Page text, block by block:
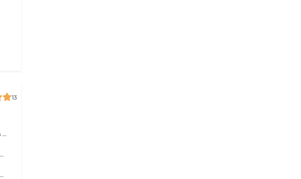
13
Diagnostique, Shampooing Traitant, Soin Spécifique et Produits Coiffants inclus
Veuillez prendre note que les prix indiqués sur Salonkee sont communiqués à titre informatif et s'entendent de base. Ces derniers sont susceptibles de varier selon le diagnostic réalisé à votre arrivée au salon et l'expertise du professionnel à qui vous confiez votre beauté. Dans tous les cas, un devis précis vous sera proposé et toutes réalisations de prestations seront effectuées avec votre accord. Un grand merci d'avance pour votre compréhension. Au plaisir de vous recevoir très vite.
Veuillez prendre note que les prix indiqués sur Salonkee sont communiqués à titre informatif et s'entendent de base. Ces derniers sont susceptibles de varier selon le diagnostic réalisé à votre arrivée au salon et l'expertise du professionnel à qui vous confiez votre beauté. Dans tous les cas, un devis précis vous sera proposé et toutes réalisations de prestations seront effectuées avec votre accord. Un grand merci d'avance pour votre compréhension. Au plaisir de vous recevoir très vite.